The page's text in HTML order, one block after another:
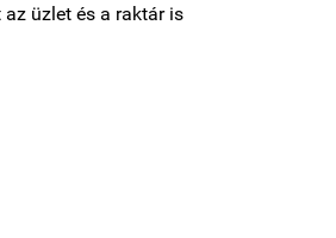
üzlet és a raktár is